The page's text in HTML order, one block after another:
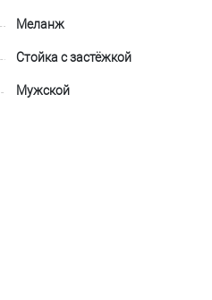
Меланж
Стойка с застёжкой
Мужской